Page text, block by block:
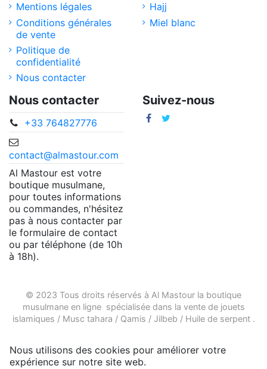
Mentions légales
Conditions générales
de vente
Politique de
confidentialité
Nous contacter
Hajj
Miel blanc
Nous contacter
+33 764827776
contact@almastour.com
Al Mastour est votre
boutique musulmane,
pour toutes informations
ou commandes, n'hésitez
pas à nous contacter par
le formulaire de contact
ou par téléphone (de 10h
à 18h).
Suivez-nous
© 2023 Tous droits réservés à Al Mastour la boutique
musulmane en lignespécialisée dans la vente de jouets
islamiques / Musc tahara / Qamis / Jilbeb / Huile de serpent.
Nous utilisons des cookies pour améliorer votre
expérience sur notre site web.